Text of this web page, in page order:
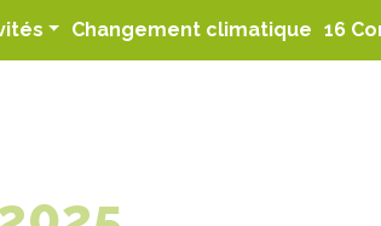
Changement climatique 16